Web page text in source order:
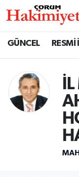
GÜNCEL RESMİ
SAĞLIK
ASAYİŞ
EKONOMİ
Nöbetçi
Çorum
Trafik
Süper Lig